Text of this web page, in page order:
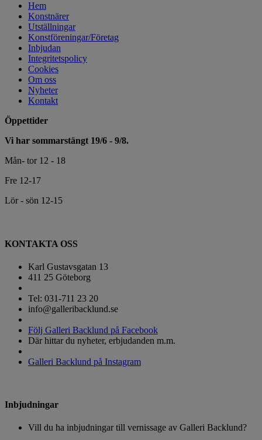
Hem
Konstnärer
Utställningar
Konstföreningar/Företag
Inbjudan
Integritetspolicy
Cookies
Om oss
Nyheter
Kontakt
Öppettider
Vi har sommarstängt 19/6 - 9/8.
Mån- tor 12 - 18
Fre 12-17
Lör - sön 12-15
KONTAKTA OSS
Karl Gustavsgatan 13
411 25 Göteborg
Tel: 031-711 23 20
info@galleribacklund.se
Följ Galleri Backlund på Facebook
Där hittar du nyheter, erbjudanden m.m.
Galleri Backlund på Instagram
Inbjudningar
Vill du ha inbjudningar till vernissage av Galleri Backlund?